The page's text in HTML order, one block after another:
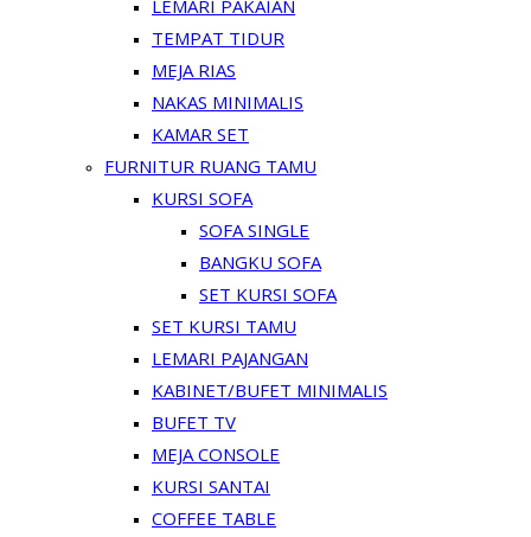
LEMARI PAKAIAN
TEMPAT TIDUR
MEJA RIAS
NAKAS MINIMALIS
KAMAR SET
FURNITUR RUANG TAMU
KURSI SOFA
SOFA SINGLE
BANGKU SOFA
SET KURSI SOFA
SET KURSI TAMU
LEMARI PAJANGAN
KABINET/BUFET MINIMALIS
BUFET TV
MEJA CONSOLE
KURSI SANTAI
COFFEE TABLE